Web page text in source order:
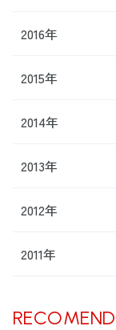
2016年
2015年
2014年
2013年
2012年
2011年
RECOMEND